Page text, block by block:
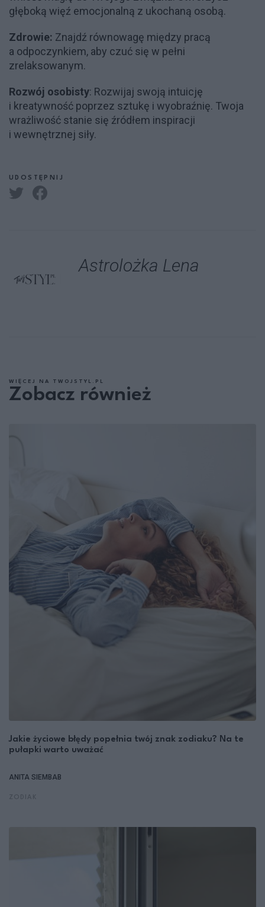
głęboką więź emocjonalną z ukochaną osobą.
Zdrowie: Znajdź równowagę między pracą
a odpoczynkiem, aby czuć się w pełni
zrelaksowanym.
Rozwój osobisty: Rozwijaj swoją intuicję
i kreatywność poprzez sztukę i wyobraźnię. Twoja
wrażliwość stanie się źródłem inspiracji
i wewnętrznej siły.
UDOSTĘPNIJ
Astrolożka Lena
WIĘCEJ NA TWOJSTYL.PL
Zobacz również
Jakie życiowe błędy popełnia twój znak zodiaku? Na te
pułapki warto uważać
ANITA SIEMBAB